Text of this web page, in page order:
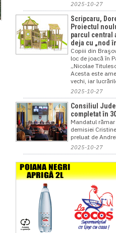
2025-10-27
Scripcaru,
Proiectul
parcul central
deja cu „nod
Copiii din
loc de joacă în
„Nicolae
Acesta este
vechi, iar
2025-10-27
Consiliul
completat în
Mandatul
demisiei
preluat de
2025-10-27